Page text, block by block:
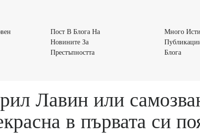
Основен
Пост В Блога На
Новините За
ПрестъпносттаПост
За
Много
БлогаМного
Лавин или
в първата си